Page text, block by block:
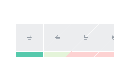
3 4 5